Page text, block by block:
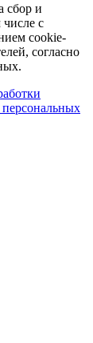
сбор и
с
cookie-
согласно
персональных